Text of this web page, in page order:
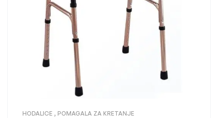
HODALICE , POMAGALA ZA KRETANJE